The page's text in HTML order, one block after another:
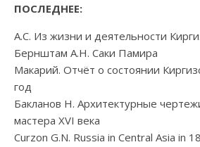
ПОСЛЕДНЕЕ:
А.С. Из жизни и деятельности
Бернштам А.Н. Саки Памира
Макарий. Отчёт о состоянии
год
Бакланов Н. Архитектурные
мастера XVI века
Curzon G.N. Russia in Central Asia in